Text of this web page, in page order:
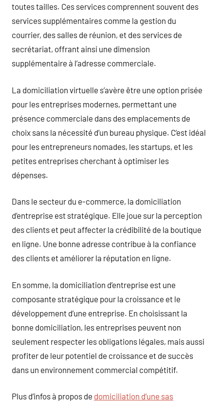
toutes tailles. Ces services comprennent souvent des
services supplémentaires comme la gestion du
courrier, des salles de réunion, et des services de
secrétariat, offrant ainsi une dimension
supplémentaire à l’adresse commerciale.
La domiciliation virtuelle s’avère être une option prisée
pour les entreprises modernes, permettant une
présence commerciale dans des emplacements de
choix sans la nécessité d’un bureau physique. C’est idéal
pour les entrepreneurs nomades, les startups, et les
petites entreprises cherchant à optimiser les
dépenses.
Dans le secteur du e-commerce, la domiciliation
d’entreprise est stratégique. Elle joue sur la perception
des clients et peut affecter la crédibilité de la boutique
en ligne. Une bonne adresse contribue à la confiance
des clients et améliorer la réputation en ligne.
En somme, la domiciliation d’entreprise est une
composante stratégique pour la croissance et le
développement d’une entreprise. En choisissant la
bonne domiciliation, les entreprises peuvent non
seulement respecter les obligations légales, mais aussi
profiter de leur potentiel de croissance et de succès
dans un environnement commercial compétitif.
Plus d’infos à propos de domiciliation d’une sas